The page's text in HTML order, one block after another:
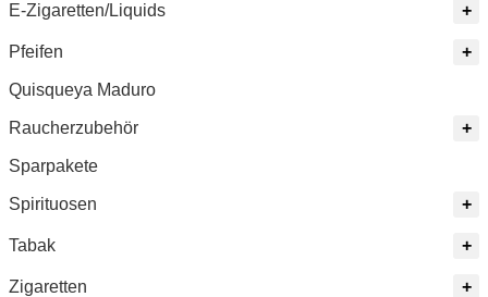
E-Zigaretten/Liquids
Pfeifen
Quisqueya Maduro
Raucherzubehör
Sparpakete
Spirituosen
Tabak
Zigaretten